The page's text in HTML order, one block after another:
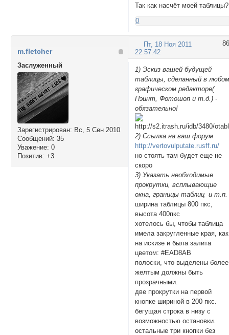
Так как насчёт моей таблицы?
0
86
Пт, 18 Ноя 2011
22:57:42
m.fletcher
Заслуженный
Зарегистрирован: Вс, 5 Сен 2010
Сообщений: 35
Уважение: 0
Позитив: +3
1) Эскиз вашей будущей
таблицы, сделанный в
графическом редакторе(
Пэинт, Фотошоп и т.д.) -
обязательно!
2) Ссылка на ваш форум
http://vertovulputate.rusff.ru/
но стоять там будет еще не
скоро
3) Указать необходимые
прокрутки, всплывающие
окна, границы таблиц и т.п.
ширина таблицы 800 пкс,
высота 400пкс
хотелось бы, чтобы таблица
имела закругленные края, как
на искизе и была залита
цветом: #EAD8AB
полоски, что выделены более
желтым должны быть
прозрачными.
две прокрутки на первой
кнопке шириной в 200 пкс.
бегущая строка в низу с
возможностью остановки.
остальные три кнопки без